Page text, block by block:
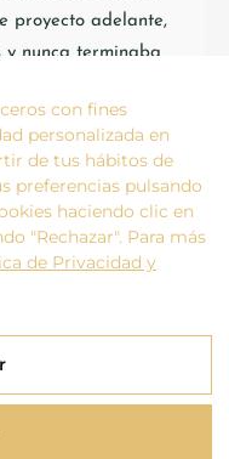
proyecto adelante,
y nunca terminaba
a dar el paso
que trabajes
todo el proceso
con fines
personalizada en
de tus hábitos de
preferencias pulsando
haciendo clic en
"Rechazar". Para más
de Privacidad y